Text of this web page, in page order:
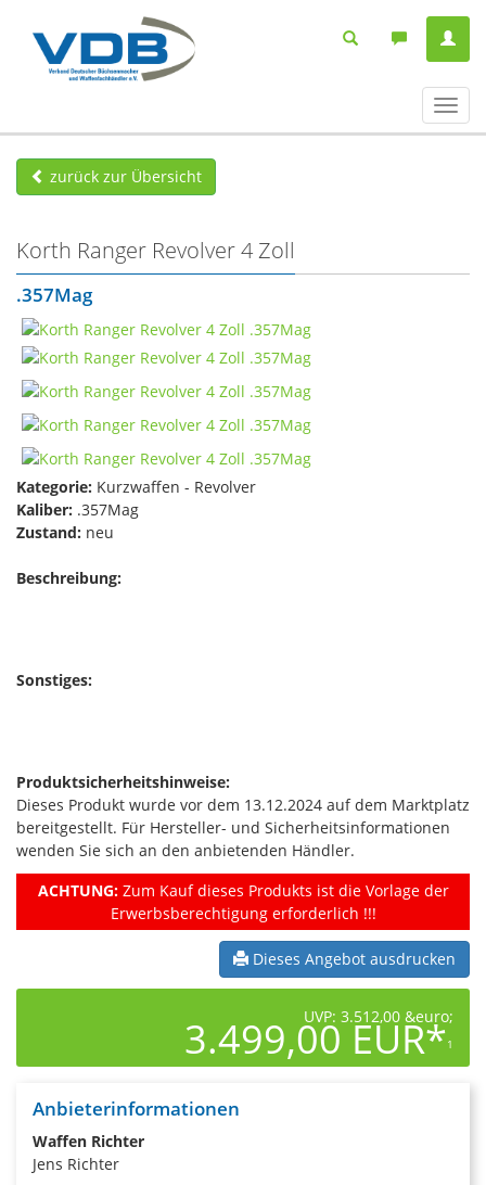
ein-/
zurück zur Übersicht
Korth Ranger Revolver 4 Zoll
.357Mag
Kategorie: Kurzwaffen - Revolver
Kaliber: .357Mag
Zustand: neu
Beschreibung:
Sonstiges:
Produktsicherheitshinweise:
Dieses Produkt wurde vor dem 13.12.2024 auf dem Marktplatz
bereitgestellt. Für Hersteller- und Sicherheitsinformationen
wenden Sie sich an den anbietenden Händler.
ACHTUNG:Zum Kauf dieses Produkts ist die Vorlage der
Erwerbsberechtigung erforderlich !!!
Dieses Angebot ausdrucken
UVP: 3.512,00 &euro;
3.499,00 EUR*1
Anbieterinformationen
Waffen Richter
Jens Richter